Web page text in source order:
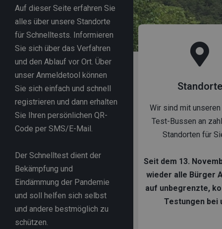
Auf dieser Seite erfahren Sie
alles über unsere Standorte
für Schnelltests. Informieren
Sie sich über das Verfahren
und den Ablauf vor Ort. Über
unser Anmeldetool können
Sie sich einfach und schnell
registrieren und dann erhalten
Sie Ihren persönlichen QR-
Code per SMS/E-Mail.
Der Schnelltest dient der
Bekämpfung und
Eindämmung der Pandemie
und soll helfen sich selbst
und andere bestmöglich zu
schützen.
Standorte
Wir sind mit
Test-Bussen an
Standorten für
Seit dem 13.
wieder alle Bürger
auf unbegrenzte,
Testungen bei